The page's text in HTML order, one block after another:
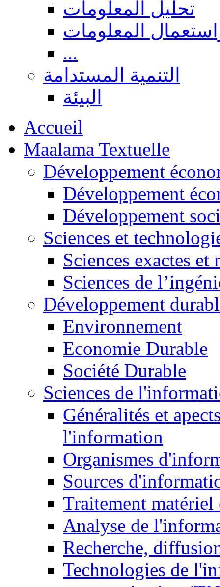
تحليل المعلومات
المعلومات
...
التنمية المستدامة
البيئة
Accueil
Maalama Textuelle
Développement
Développement
Développement
Sciences et
Sciences exactes et
Sciences de
Développement
Environnement
Economie Durable
Société Durable
Sciences de
Généralités et
l'information
Organismes
Sources
Traitement matériel
Analyse de
Recherche,
Technologies de